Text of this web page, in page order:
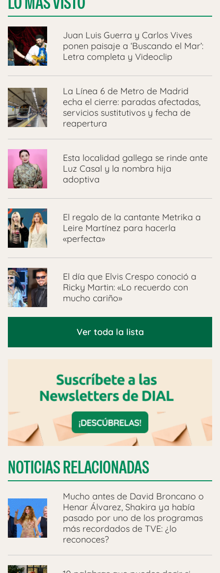
Juan Luis Guerra y Carlos Vives
ponen paisaje a ‘Buscando el Mar’:
Letra completa y Videoclip
La Línea 6 de Metro de Madrid
echa el cierre: paradas afectadas,
servicios sustitutivos y fecha de
reapertura
Esta localidad gallega se rinde ante
Luz Casal y la nombra hija
adoptiva
El regalo de la cantante Metrika a
Leire Martínez para hacerla
«perfecta»
El día que Elvis Crespo conoció a
Ricky Martin: «Lo recuerdo con
mucho cariño»
Ver toda la lista
NOTICIAS RELACIONADAS
Mucho antes de David Broncano o
Henar Álvarez, Shakira ya había
pasado por uno de los programas
más recordados de TVE: ¿lo
reconoces?